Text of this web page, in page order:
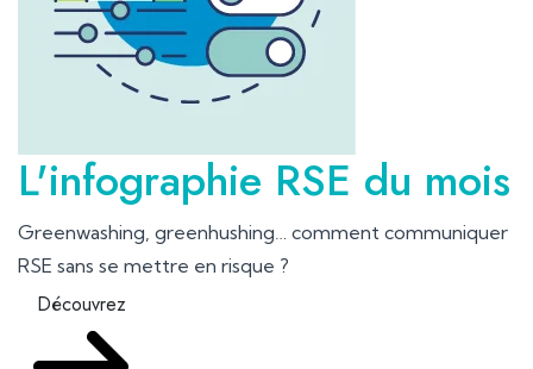
L'infographie RSE du mois
Greenwashing, greenhushing… comment communiquer
RSE sans se mettre en risque ?
Découvrez